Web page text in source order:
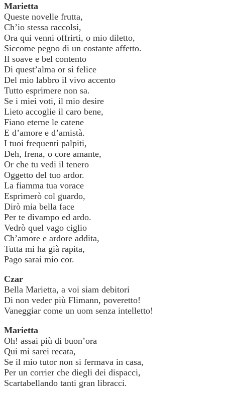
Marietta
Queste novelle frutta,
Ch’io stessa raccolsi,
Ora qui venni offrirti, o mio diletto,
Siccome pegno di un costante affetto.
Il soave e bel contento
Di quest’alma or sì felice
Del mio labbro il vivo accento
Tutto esprimere non sa.
Se i miei voti, il mio desire
Lieto accoglie il caro bene,
Fiano eterne le catene
E d’amore e d’amistà.
I tuoi frequenti palpiti,
Deh, frena, o core amante,
Or che tu vedi il tenero
Oggetto del tuo ardor.
La fiamma tua vorace
Esprimerò col guardo,
Dirò mia bella face
Per te divampo ed ardo.
Vedrò quel vago ciglio
Ch’amore e ardore addita,
Tutta mi ha già rapita,
Pago sarai mio cor.
Czar
Bella Marietta, a voi siam debitori
Di non veder più Flimann, poveretto!
Vaneggiar come un uom senza intelletto!
Marietta
Oh! assai più di buon’ora
Qui mi sarei recata,
Se il mio tutor non si fermava in casa,
Per un corrier che diegli dei dispacci,
Scartabellando tanti gran libracci.